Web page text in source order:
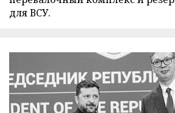
для ВСУ.